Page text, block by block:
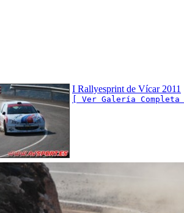
I Rallyesprint de Vícar 2011
[ Ver Galería Completa